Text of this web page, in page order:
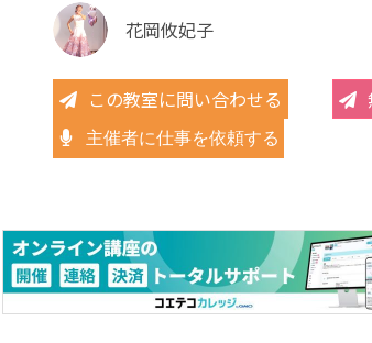
花岡攸妃子
この教室に問い合わせる
主催者に仕事を依頼する